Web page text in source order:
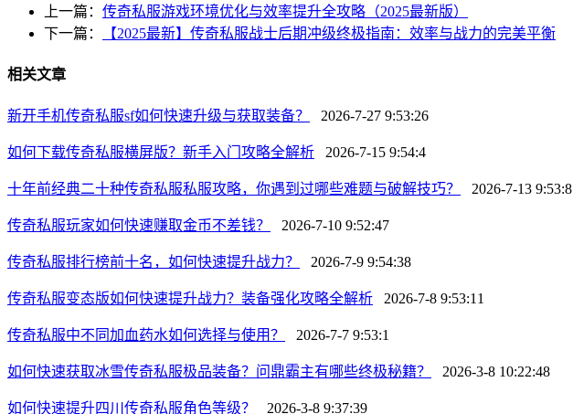
上一篇： 传奇私服游戏环境优化与效率提升全攻略（2025最新版）
下一篇：
【2025最新】传奇私服战士后期冲级终极指南：效率与战力的完美平衡
相关文章
新开手机传奇私服sf如何快速升级与获取装备？ 2026-7-27 9:53:26
如何下载传奇私服横屏版？新手入门攻略全解析 2026-7-15 9:54:4
十年前经典二十种传奇私服私服攻略，你遇到过哪些难题与破解技巧？ 2026-7-13 9:53:8
传奇私服玩家如何快速赚取金币不差钱？ 2026-7-10 9:52:47
传奇私服排行榜前十名，如何快速提升战力？ 2026-7-9 9:54:38
传奇私服变态版如何快速提升战力？装备强化攻略全解析 2026-7-8 9:53:11
传奇私服中不同加血药水如何选择与使用？ 2026-7-7 9:53:1
如何快速获取冰雪传奇私服极品装备？问鼎霸主有哪些终极秘籍？ 2026-3-8 10:22:48
如何快速提升四川传奇私服角色等级？ 2026-3-8 9:37:39